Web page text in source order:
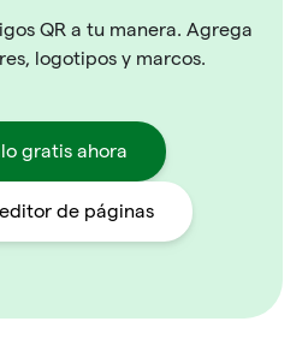
QR a tu manera. Agrega
logotipos y marcos.
gratis ahora
de páginas